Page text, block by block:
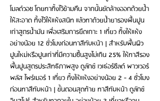
โมลด์วอช โดยทาทิ้งไว้ข้ามคืน จากนั้นขัดล้างออกด้วยน้ำ
ให้สะอาด ทิ้งไว้ให้แห้งสนิท แล้วทาด้วยน้ำยารองพื้นปูน
เก่าสูตรน้ำมัน เพื่อเสริมการยึดเกาะ 1 เที่ยว ทิ้งให้แห้ง
อย่างน้อย 12 ชั่วโมงก่อนทาสีทับหน้า | สำหรับพื้นผิว
ปูนใหม่หรือปูนเก่าที่มีความชื้นสูงไม่เกิน 25% ให้ทาสีรอง
พื้นปูนสูตรประสิทธิภาพสูง ดูลักซ์ เวเธ่อร์ชีลด์ พาวเวอร์
พลัส ไพร์เมอร์ 1 เที่ยว ทิ้งให้แห้งอย่างน้อย 2 - 4 ชั่วโมง
ก่อนทาสีทับหน้า | ขั้นตอนสุดท้าย ทาสีทับหน้า ดูลักซ์